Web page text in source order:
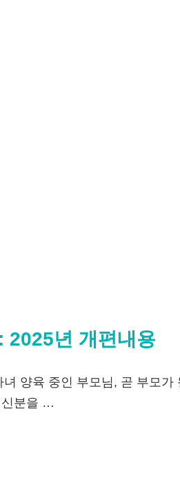
2025년 개편내용
양육 중인 부모님, 곧 부모
신분을 …